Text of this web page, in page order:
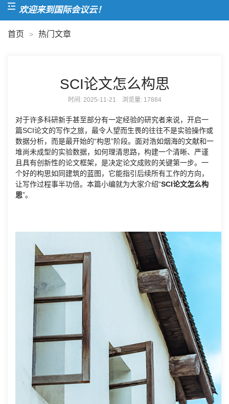
欢迎来到国际会议云！
首页 > 热门文章
SCI论文怎么构思
时间: 2025-11-21 浏览量: 17884
对于许多科研新手甚至部分有一定经验的研究者来说，开启一
篇SCI论文的写作之旅，最令人望而生畏的往往不是实验操作或
数据分析，而是最开始的“构思”阶段。面对浩如烟海的文献和一
堆尚未成型的实验数据，如何理清思路，构建一个清晰、严谨
且具有创新性的论文框架，是决定论文成败的关键第一步。一
个好的构思如同建筑的蓝图，它能指引后续所有工作的方向，
让写作过程事半功倍。本篇小编就为大家介绍“SCI论文怎么构
思”。